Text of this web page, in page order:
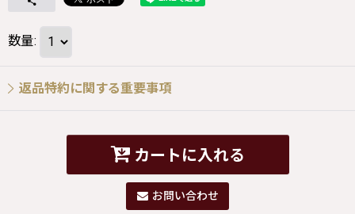
数量:
返品特約に関する重要事項
カートに入れる
お問い合わせ